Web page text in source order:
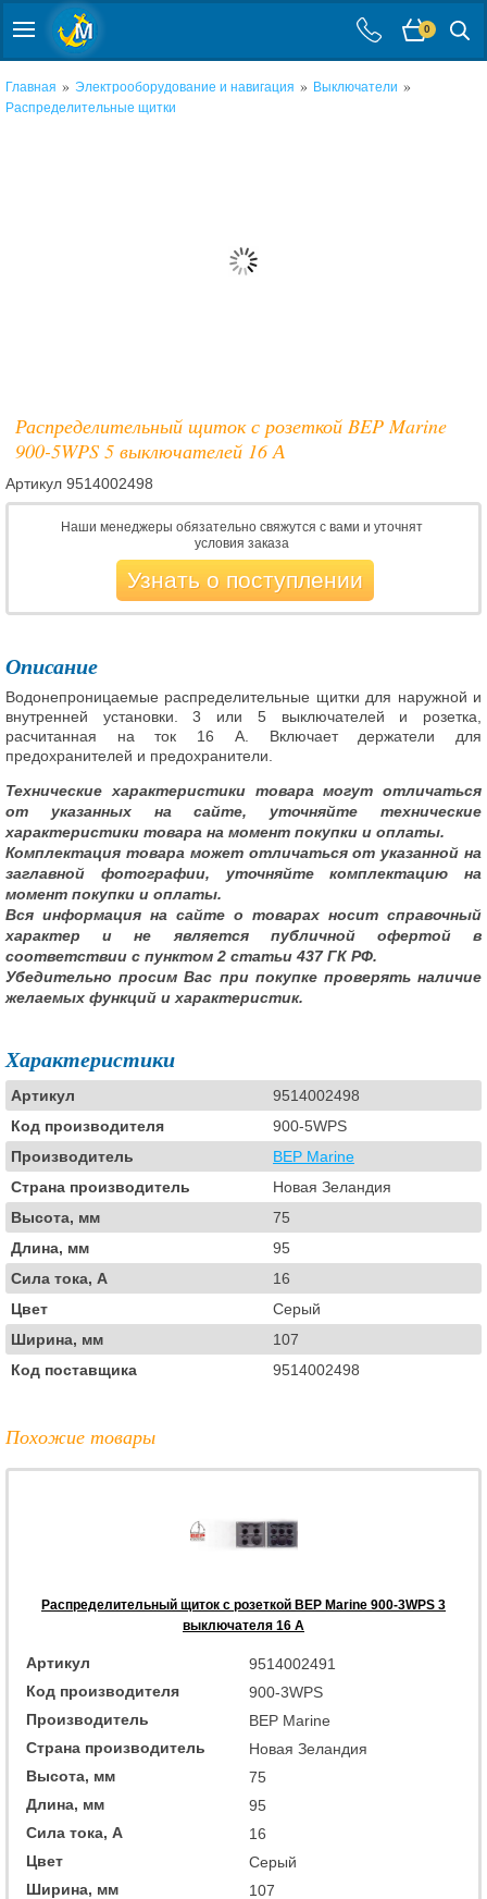
0
Главная » Электрооборудование и навигация » Выключатели »
Распределительные щитки
Распределительный щиток с розеткой BEP Marine
900-5WPS 5 выключателей 16 А
Артикул 9514002498
Наши менеджеры обязательно свяжутся с вами и уточнят
условия заказа
Узнать о поступлении
Описание
Водонепроницаемые распределительные щитки для наружной и
внутренней установки. 3 или 5 выключателей и розетка,
расчитанная на ток 16 А. Включает держатели для
предохранителей и предохранители.
Технические характеристики товара могут отличаться
от указанных на сайте, уточняйте технические
характеристики товара на момент покупки и оплаты.
Комплектация товара может отличаться от указанной на
заглавной фотографии, уточняйте комплектацию на
момент покупки и оплаты.
Вся информация на сайте о товарах носит справочный
характер и не является публичной офертой в
соответствии с пунктом 2 статьи 437 ГК РФ.
Убедительно просим Вас при покупке проверять наличие
желаемых функций и характеристик.
Характеристики
Артикул
9514002498
Код производителя
900-5WPS
Производитель
BEP Marine
Страна производитель
Новая Зеландия
Высота, мм
75
Длина, мм
95
Сила тока, А
16
Цвет
Серый
Ширина, мм
107
Код поставщика
9514002498
Похожие товары
Распределительный щиток с розеткой BEP Marine 900-3WPS 3
выключателя 16 А
Артикул
9514002491
Код производителя
900-3WPS
Производитель
BEP Marine
Страна производитель
Новая Зеландия
Высота, мм
75
Длина, мм
95
Сила тока, А
16
Цвет
Серый
Ширина, мм
107